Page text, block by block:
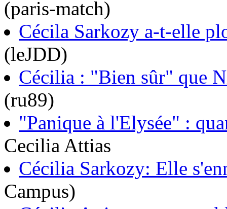
(paris-match)
Cécila Sarkozy a-t-elle
(leJDD)
Cécilia : "Bien sûr" que
(ru89)
"Panique à l'Elysée" :
Cecilia Attias
Cécilia Sarkozy: Elle
Campus)